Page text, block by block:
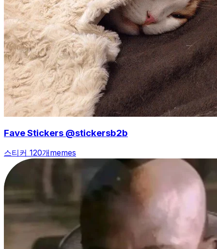
Fave Stickers @stickersb2b
스티커 120개memes